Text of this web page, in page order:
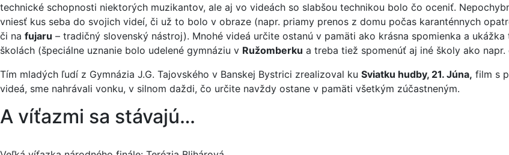
technické schopnosti niektorých muzikantov, ale aj vo videách so slabšou technikou bolo čo oceniť.
vniesť kus seba do svojich videí, či už to bolo v obraze (napr. priamy prenos z domu počas karanténnych
či na fujaru – tradičný slovenský nástroj). Mnohé videá určite ostanú v pamäti ako krásna spomienka a
školách (špeciálne uznanie bolo udelené gymnáziu v Ružomberku a treba tiež spomenúť aj iné školy ako napr.
Tím mladých ľudí z Gymnázia J.G. Tajovského v Banskej Bystrici zrealizoval ku Sviatku hudby, 21. Júna, film s
videá, sme nahrávali vonku, v silnom daždi, čo určite navždy ostane v pamäti všetkým zúčastneným.
A víťazmi sa stávajú…